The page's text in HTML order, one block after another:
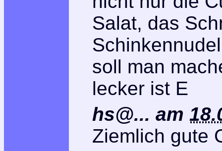
Salat, das
soll man
lecker ist E
hs@... am
Ziemlich gute